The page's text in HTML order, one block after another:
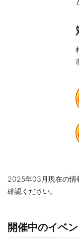
2025年03月現在の情
確認ください。
開催中のイベン